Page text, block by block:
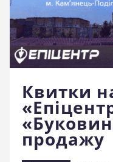
Фото
Історія
Клуб
Фан-шоп
Правила
стадіоні
Квитки
продажу